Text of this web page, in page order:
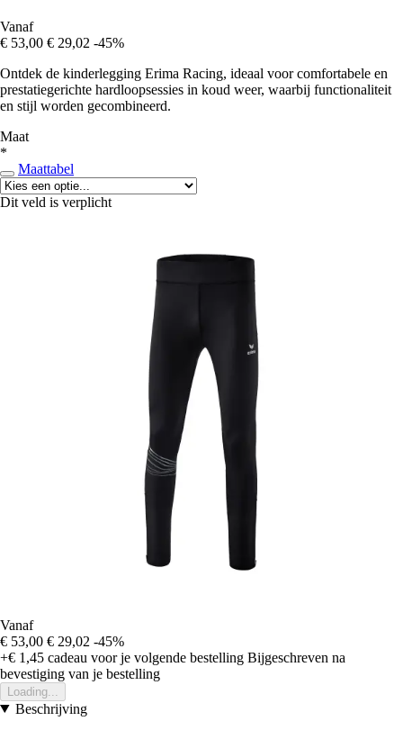
Vanaf
€ 53,00 € 29,02 -45%
Ontdek de kinderlegging Erima Racing, ideaal voor comfortabele en
prestatiegerichte hardloopsessies in koud weer, waarbij functionaliteit
en stijl worden gecombineerd.
Maat
*
Maattabel
Dit veld is verplicht
Vanaf
€ 53,00 € 29,02 -45%
+€ 1,45 cadeau voor je volgende bestelling Bijgeschreven na
bevestiging van je bestelling
Loading...
Beschrijving